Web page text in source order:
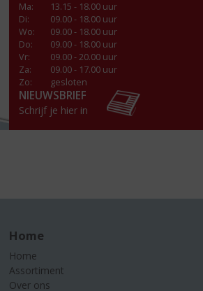
Ma:
13.15 - 18.00 uur
Di:
09.00 - 18.00 uur
Wo:
09.00 - 18.00 uur
Do:
09.00 - 18.00 uur
Vr:
09.00 - 20.00 uur
Za:
09.00 - 17.00 uur
Zo:
gesloten
NIEUWSBRIEF
Schrijf je hier in
Home
Home
Assortiment
Over ons